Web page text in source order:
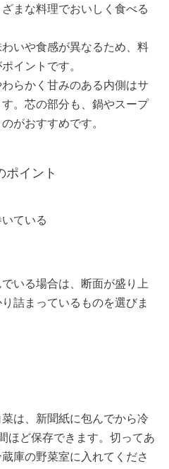
まな料理でおいしく食べる
いや食感が異なるため、料
イントです。
らかく甘みのある内側はサ
。芯の部分も、鍋やスープ
がおすすめです。
ポイント
ている
いる場合は、断面が盛り上
詰まっているものを選びま
は、新聞紙に包んでから冷
ほど保存できます。切ってあ
庫の野菜室に入れてくださ